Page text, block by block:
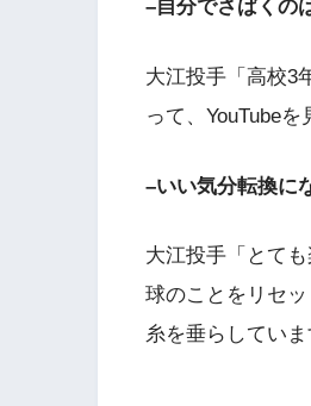
–自分でさばくの
大江投手「高校3
って、YouTube
–いい気分転換に
大江投手「とて
球のことをリセ
糸を垂らしていま